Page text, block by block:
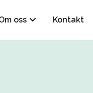
oss Kontakt